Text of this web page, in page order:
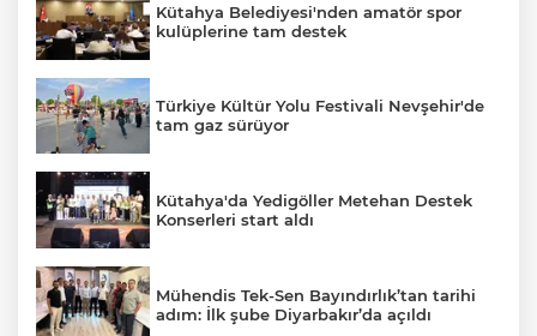
Kütahya Belediyesi'nden amatör spor
kulüplerine tam destek
Türkiye Kültür Yolu Festivali Nevşehir'de
tam gaz sürüyor
Kütahya'da Yedigöller Metehan Destek
Konserleri start aldı
Mühendis Tek-Sen Bayındırlık’tan tarihi
adım: İlk şube Diyarbakır’da açıldı